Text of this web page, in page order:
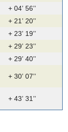
+ 04’ 56’’
+ 21’ 20’’
+ 23’ 19’’
+ 29’ 23’’
+ 29’ 40’’
+ 30’ 07’’
+ 43’ 31’’